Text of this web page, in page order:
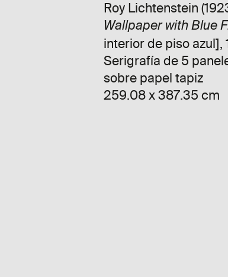
Roy Lichtenstein
Wallpaper with Blue
interior de piso azul],
Serigrafía de 5
sobre papel tapiz
259.08 x 387.35 cm